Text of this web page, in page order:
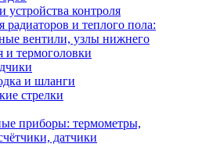
устройства контроля
радиаторов и теплого пола:
вентили, узлы нижнего
и термоголовки
и шланги
стрелки
приборы: термометры,
датчики